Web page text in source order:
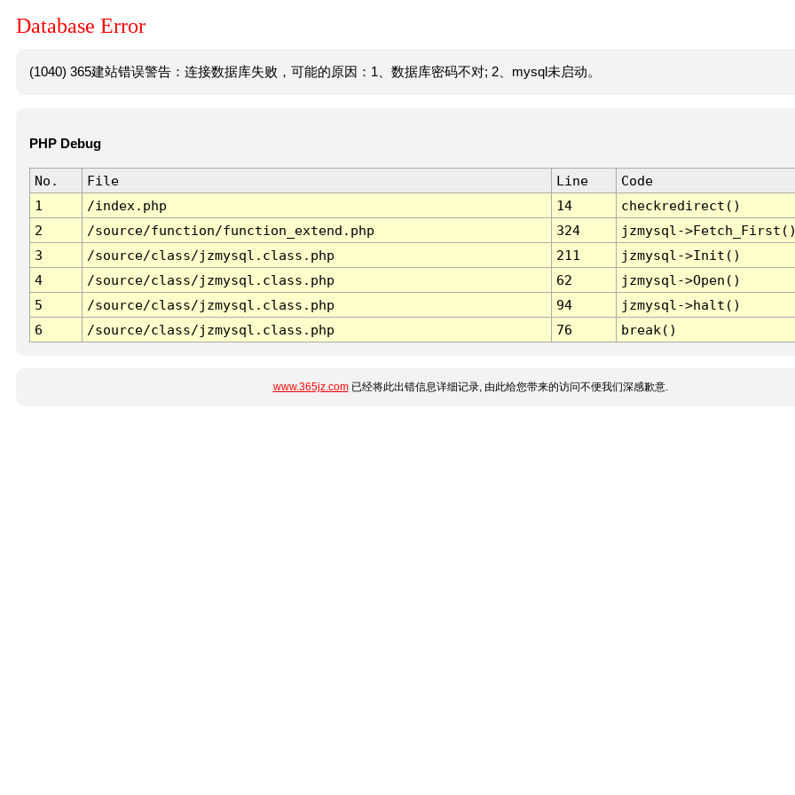
Database Error
(1040) 365建站错误警告：连接数据库失败，可能的原因：1、数据库密码不对; 2、mysql未启动。
PHP Debug
No. File Line
Code
1
/index.php 14
checkredirect()
2
/source/function/function_extend.php 324
jzmysql-
3
/source/class/jzmysql.class.php 211
jzmysql->Init()
4
/source/class/jzmysql.class.php 62
jzmysql->Open()
5
/source/class/jzmysql.class.php 94
jzmysql->halt()
6
/source/class/jzmysql.class.php 76 break()
www.365jz.com已经将此出错信息详细记录, 由此给您带来的访问不便我们深感歉意.